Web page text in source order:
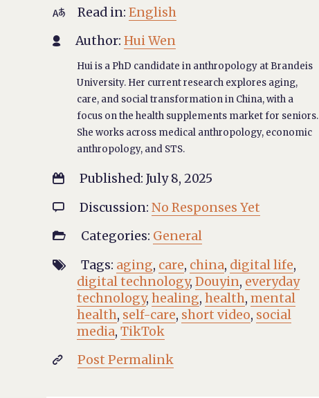
 Read in: English
 Author: Hui Wen
Hui is a PhD candidate in anthropology at Brandeis
University. Her current research explores aging,
care, and social transformation in China, with a
focus on the health supplements market for seniors.
She works across medical anthropology, economic
anthropology, and STS.
 Published: July 8, 2025
 Discussion: No Responses Yet
 Categories: General
 Tags: aging, care, china, digital life,
digital technology,Douyin, everyday
technology,healing,health,mental
health, self-care, short video, social
media,TikTok
 Post Permalink